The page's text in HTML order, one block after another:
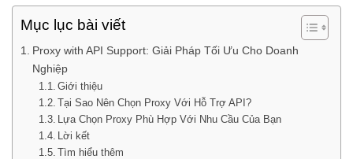
Mục lục bài viết
Proxy with API Support: Giải Pháp Tối Ưu Cho Doanh
Nghiệp
Giới thiệu
Tại Sao Nên Chọn Proxy Với Hỗ Trợ API?
Lựa Chọn Proxy Phù Hợp Với Nhu Cầu Của Bạn
Lời kết
Tìm hiểu thêm